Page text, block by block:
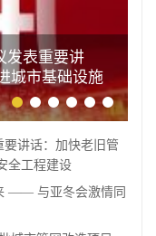
发表重要讲
城市基础设施
讲话：加快老旧管
全工程建设
—— 与亚冬会激情同